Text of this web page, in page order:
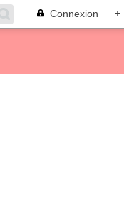
Connexion +